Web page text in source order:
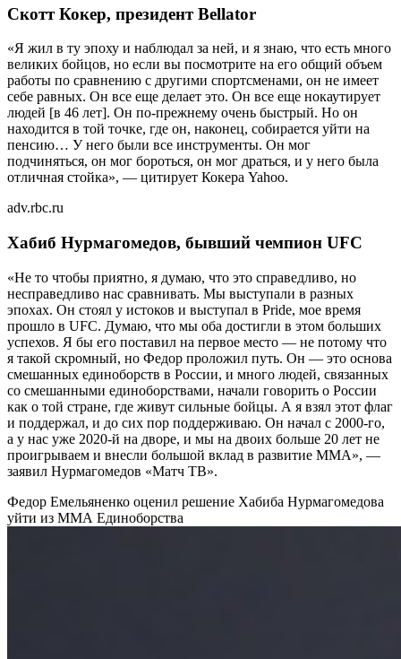
Скотт Кокер, президент Bellator
«Я жил в ту эпоху и наблюдал за ней, и я знаю, что есть много
великих бойцов, но если вы посмотрите на его общий объем
работы по сравнению с другими спортсменами, он не имеет
себе равных. Он все еще делает это. Он все еще нокаутирует
людей [в 46 лет]. Он по-прежнему очень быстрый. Но он
находится в той точке, где он, наконец, собирается уйти на
пенсию… У него были все инструменты. Он мог
подчиняться, он мог бороться, он мог драться, и у него была
отличная стойка», — цитирует Кокера Yahoo.
adv.rbc.ru
Хабиб Нурмагомедов, бывший чемпион UFC
«Не то чтобы приятно, я думаю, что это справедливо, но
несправедливо нас сравнивать. Мы выступали в разных
эпохах. Он стоял у истоков и выступал в Pride, мое время
прошло в UFC. Думаю, что мы оба достигли в этом больших
успехов. Я бы его поставил на первое место — не потому что
я такой скромный, но Федор проложил путь. Он — это основа
смешанных единоборств в России, и много людей, связанных
со смешанными единоборствами, начали говорить о России
как о той стране, где живут сильные бойцы. А я взял этот флаг
и поддержал, и до сих пор поддерживаю. Он начал с 2000-го,
а у нас уже 2020-й на дворе, и мы на двоих больше 20 лет не
проигрываем и внесли большой вклад в развитие ММА», —
заявил Нурмагомедов «Матч ТВ».
Федор Емельяненко оценил решение Хабиба Нурмагомедова
уйти из ММА Единоборства